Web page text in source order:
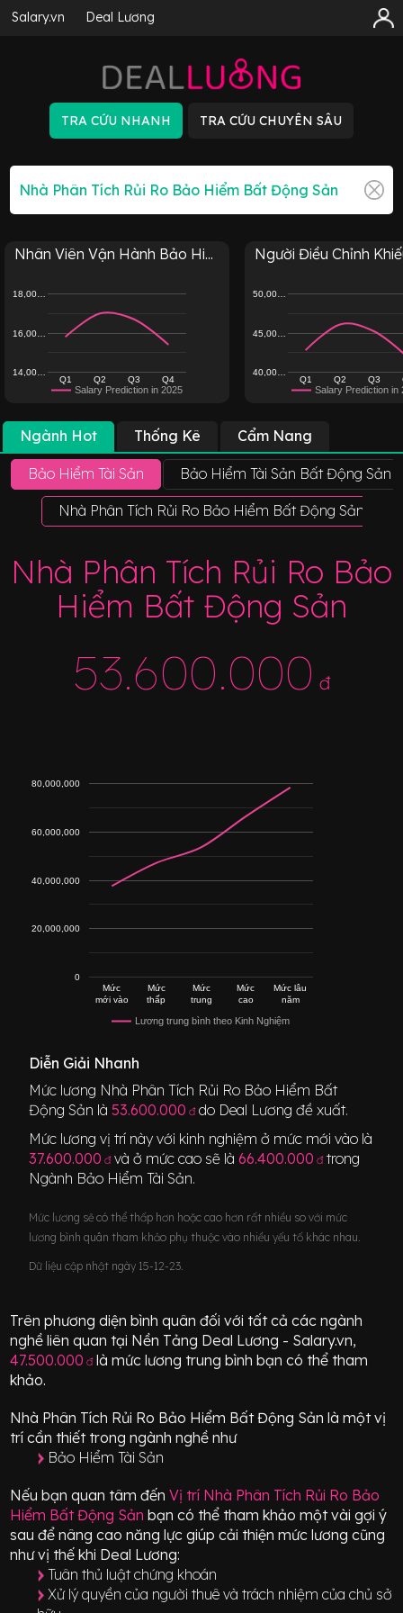
Salary.vn Deal Lương
Nhân Viên Vận Hành Bảo Hi...
Salary Prediction in 2025
Q1 Q2 Q3 Q4
14,00…
16,00…
18,00…
Người Điều Chỉnh
Salary Prediction in
Q1 Q2 Q3
40,00…
45,00…
50,00…
Ngành Hot Thống Kê Cẩm Nang
Bảo Hiểm Tài Sản Bảo Hiểm Tài Sản Bất Động Sản
Nhà Phân Tích Rủi Ro Bảo Hiểm Bất Động Sản
Nhà Phân Tích Rủi Ro Bảo
Hiểm Bất Động Sản
53.600.000 đ
Lương trung bình theo Kinh Nghiệm
Mức
mới vào
Mức
thấp
Mức
trung
Mức
cao
Mức lâu
năm
0
20,000,000
40,000,000
60,000,000
80,000,000
Diễn Giải Nhanh
Mức lương Nhà Phân Tích Rủi Ro Bảo Hiểm Bất
Động Sản là53.600.000 đdo Deal Lương đề xuất.
Mức lương vị trí này với kinh nghiệm ở mức mới vào là
37.600.000 đ và ở mức cao sẽ là66.400.000 đ trong
Ngành Bảo Hiểm Tài Sản.
Mức lương sẽ có thể thấp hơn hoặc cao hơn rất nhiều so với mức
lương bình quân tham khảo phụ thuộc vào nhiều yếu tố khác nhau.
Dữ liệu cập nhật ngày 15-12-23.
Trên phương diện bình quân đối với tất cả các ngành
nghề liên quan tại Nền Tảng Deal Lương - Salary.vn,
47.500.000 đlà mức lương trung bình bạn có thể tham
khảo.
Nhà Phân Tích Rủi Ro Bảo Hiểm Bất Động Sản là một vị
trícần thiết trong ngành nghề như
Bảo Hiểm Tài Sản
Nếu bạn quan tâm đến Vị trí Nhà Phân Tích Rủi Ro Bảo
Hiểm Bất Động Sản bạn có thể tham khảo một vài gợi ý
sau để nâng cao năng lực giúp cải thiện mức lương cũng
như vị thế khi Deal Lương:
Tuân thủ luật chứng khoán
Xử lý quyền của người thuê và trách nhiệm của chủ sở